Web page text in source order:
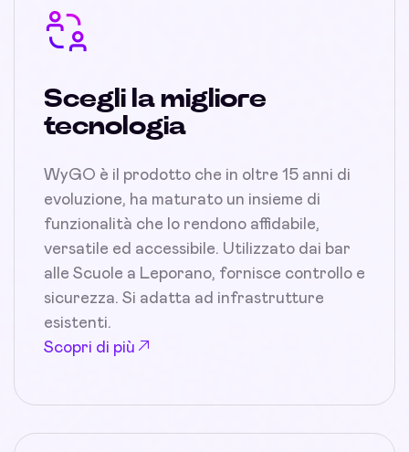
Scegli la migliore
tecnologia
WyGO è il prodotto che in oltre 15 anni di
evoluzione, ha maturato un insieme di
funzionalità che lo rendono affidabile,
versatile ed accessibile. Utilizzato dai bar
alle Scuole a Leporano, fornisce controllo e
sicurezza. Si adatta ad infrastrutture
esistenti.
Scopri di più